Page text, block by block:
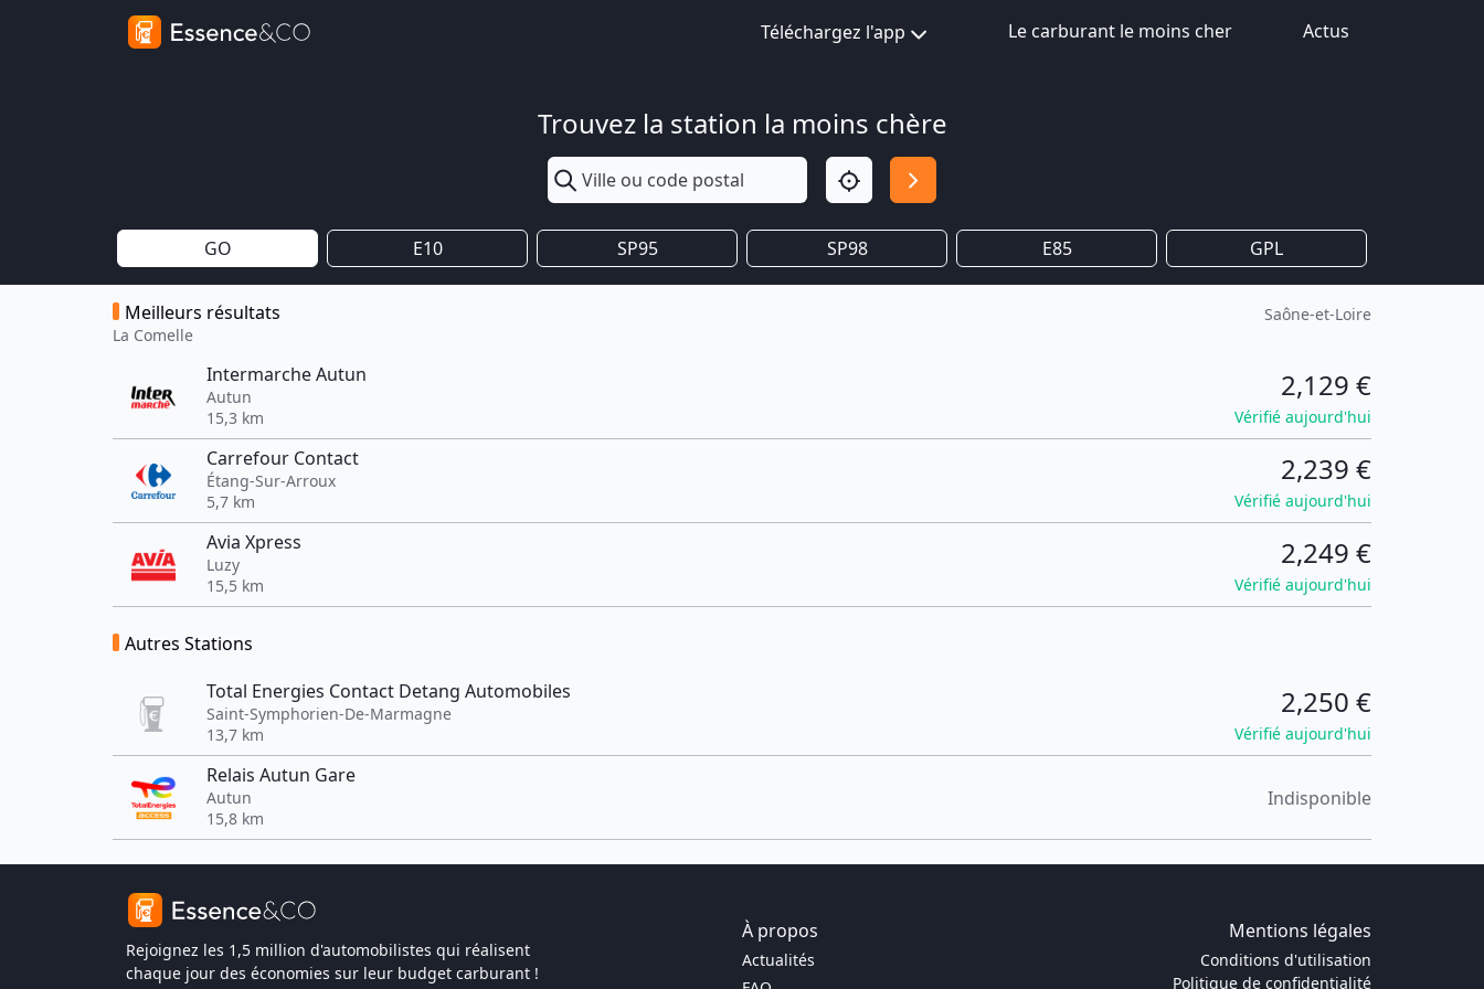
Téléchargez l'app Le carburant le moins cher Actus
Trouvez la station la moins chère
GO E10 SP95 SP98 E85 GPL
Meilleurs résultats
La Comelle
Saône-et-Loire
Intermarche Autun
Autun
15,3 km
2,129 €
Vérifié aujourd'hui
Carrefour Contact
Étang-Sur-Arroux
5,7 km
2,239 €
Vérifié aujourd'hui
Avia Xpress
Luzy
15,5 km
2,249 €
Vérifié aujourd'hui
Autres Stations
Total Energies Contact Detang Automobiles
Saint-Symphorien-De-Marmagne
13,7 km
2,250 €
Vérifié aujourd'hui
Relais Autun Gare
Autun
15,8 km
Indisponible
Rejoignez les 1,5 million d'automobilistes qui réalisent
chaque jour des économies sur leur budget carburant !
À propos Mentions légales
Actualités
Conditions d'utilisation
Politique de confidentialité